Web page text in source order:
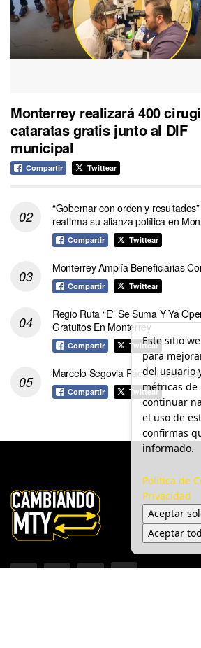
Monterrey realizará 400
cataratas gratis junto al DIF
municipal
Compartir Twittear
“Gobernar con orden y
reafirma su alianza política en
Compartir Twittear
Monterrey Amplía Beneficiarias
Compartir Twittear
Regio Ruta “E” Se Suma Y Ya
Gratuitos En Monterrey
Compartir Twittear
Marcelo Segovia Páez Anuncia
Compartir Twittear
Este sitio
para
del usuario
métricas de
continuar
el uso de
confirmas
informado.
Política de
Privacidad
Aceptar
Aceptar